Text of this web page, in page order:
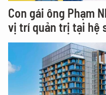
Con gái ông Phạm
vị trí quản trị tại hệ